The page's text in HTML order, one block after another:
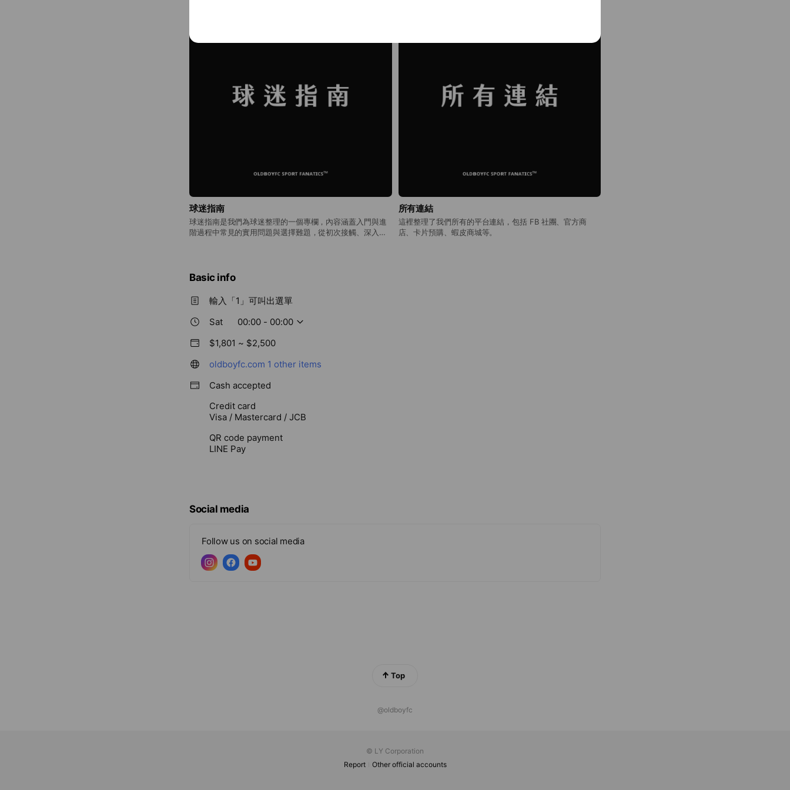
球迷指南
球迷指南是我們為球迷整理的一個專欄，內容涵蓋入門與進
階過程中常見的實用問題與選擇難題，從初次接觸、深入了
所有連結
這裡整理了我們所有的平台連結，包括 FB 社團、官方商
店、卡片預購、蝦皮商城等。
Basic info
輸入「1」可叫出選單
Sat
00:00 - 00:00
$1,801 ~ $2,500
oldboyfc.com 1 other items
Cash accepted
Credit card
Visa / Mastercard / JCB
QR code payment
LINE Pay
Social media
Follow us on social media
Top
@oldboyfc
© LY Corporation
Report
Other official accounts